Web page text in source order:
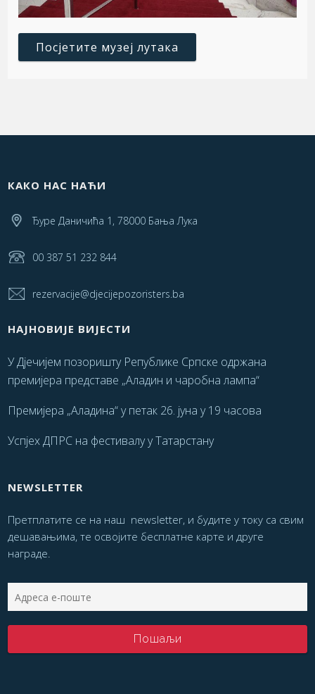
Посјетите музеј лутака
КАКО НАС НАЋИ
Ђуре Даничића 1, 78000 Бања Лука
00 387 51 232 844
rezervacije@djecijepozoristers.ba
НАЈНОВИЈЕ ВИЈЕСТИ
У Дјечијем позоришту Републике Српске одржана
премијера представе „Аладин и чаробна лампа“
Премијера „Аладина“ у петак 26. јуна у 19 часова
Успјех ДПРС на фестивалу у Татарстану
NEWSLETTER
Претплатите се на наш newsletter, и будите у току са свим
дешавањима, те освојите бесплатне карте и друге
награде.